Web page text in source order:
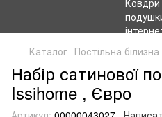
Каталог Постільна білизна
Набір сатинової
Issihome , Євро